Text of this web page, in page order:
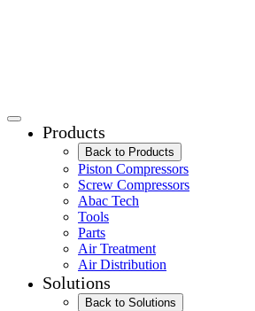
Products
Back to Products
Piston Compressors
Screw Compressors
Abac Tech
Tools
Parts
Air Treatment
Air Distribution
Solutions
Back to Solutions